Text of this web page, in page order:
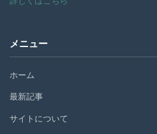
メニュー
ホーム
最新記事
サイトについて